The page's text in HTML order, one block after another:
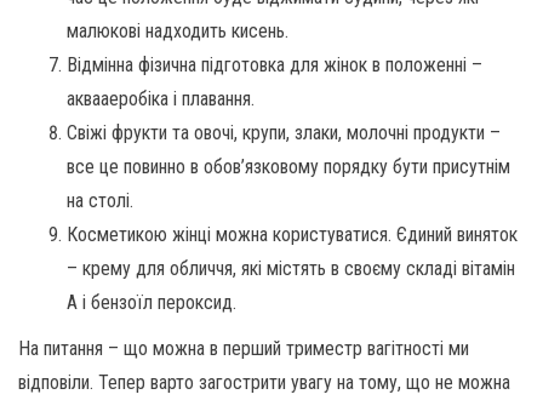
малюкові надходить кисень.
Відмінна фізична підготовка для жінок в положенні –
аквааеробіка і плавання.
Свіжі фрукти та овочі, крупи, злаки, молочні продукти –
все це повинно в обов’язковому порядку бути присутнім
на столі.
Косметикою жінці можна користуватися. Єдиний виняток
– крему для обличчя, які містять в своєму складі вітамін
А і бензоїл пероксид.
На питання – що можна в перший триместр вагітності ми
відповіли. Тепер варто загострити увагу на тому, що не можна